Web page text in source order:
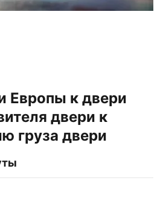
Европы к двери
двери к
груза двери